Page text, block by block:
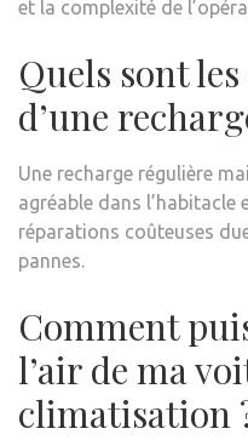
et la complexité de
Quels sont
d’une
Une recharge régulière
agréable dans l’habitacle
réparations coûteuses
pannes.
Comment
l’air de ma
climatisation